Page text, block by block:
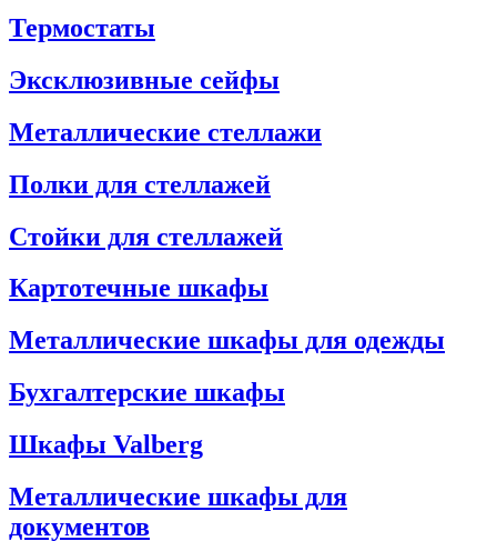
Термостаты
Эксклюзивные сейфы
Металлические стеллажи
Полки для стеллажей
Стойки для стеллажей
Картотечные шкафы
Металлические шкафы для одежды
Бухгалтерские шкафы
Шкафы Valberg
Металлические шкафы для
документов